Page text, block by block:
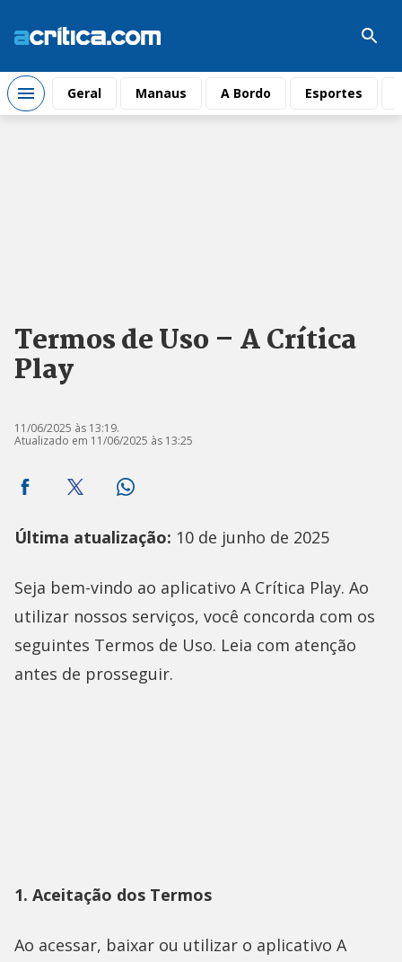
Geral Manaus A Bordo Esportes
Termos de Uso – A Crítica
Play
11/06/2025 às 13:19.
Atualizado em 11/06/2025 às 13:25
Última atualização: 10 de junho de 2025
Seja bem-vindo ao aplicativo A Crítica Play. Ao
utilizar nossos serviços, você concorda com os
seguintes Termos de Uso. Leia com atenção
antes de prosseguir.
1. Aceitação dos Termos
Ao acessar, baixar ou utilizar o aplicativo A